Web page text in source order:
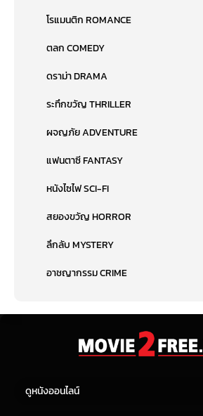
โรแมนติก ROMANCE
ตลก COMEDY
ดราม่า DRAMA
ระทึกขวัญ THRILLER
ผจญภัย ADVENTURE
แฟนตาซี FANTASY
หนังไซไฟ SCI-FI
สยองขวัญ HORROR
ลึกลับ MYSTERY
อาชญากรรม CRIME
ดูหนังออนไลน์